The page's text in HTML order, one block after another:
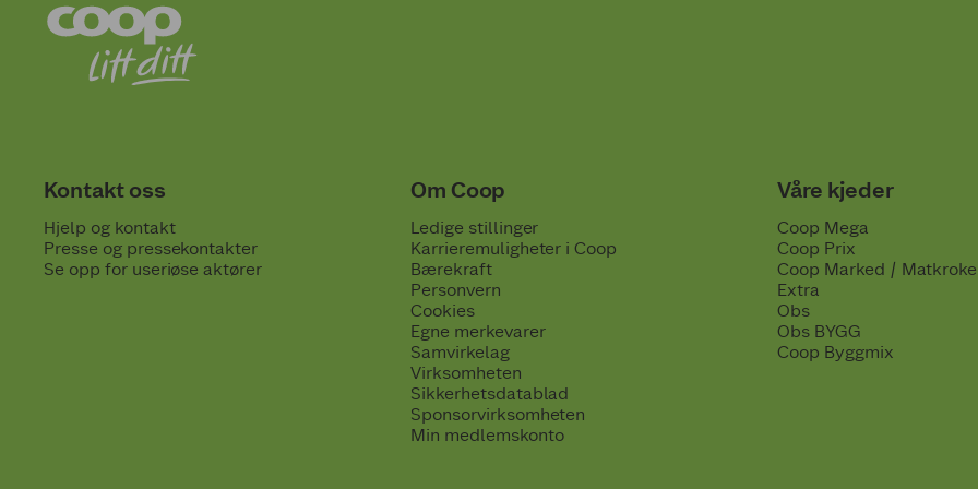
Kontakt oss
Hjelp og kontakt
Presse og pressekontakter
Se opp for useriøse aktører
Om Coop
Ledige stillinger
Karrieremuligheter i Coop
Bærekraft
Personvern
Cookies
Egne merkevarer
Samvirkelag
Virksomheten
Sikkerhetsdatablad
Sponsorvirksomheten
Min medlemskonto
Våre kjeder
Coop Mega
Coop Prix
Coop Marked /
Extra
Obs
Obs BYGG
Coop Byggmix